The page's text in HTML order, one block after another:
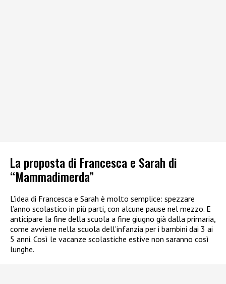
La proposta di Francesca e Sarah di
“Mammadimerda”
L’idea di Francesca e Sarah è molto semplice: spezzare
l’anno scolastico in più parti, con alcune pause nel mezzo. E
anticipare la fine della scuola a fine giugno già dalla primaria,
come avviene nella scuola dell’infanzia per i bambini dai 3 ai
5 anni. Così le vacanze scolastiche estive non saranno così
lunghe.